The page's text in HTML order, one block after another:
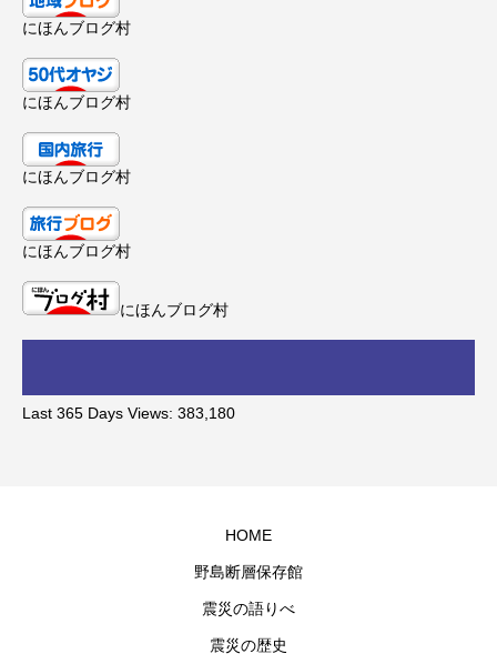
にほんブログ村
にほんブログ村
にほんブログ村
にほんブログ村
にほんブログ村
Last 365 Days Views: 383,180
HOME
野島断層保存館
震災の語りべ
震災の歴史